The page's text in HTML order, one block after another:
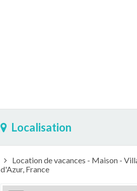
Localisation
Location de vacances - Maison -
d'Azur, France